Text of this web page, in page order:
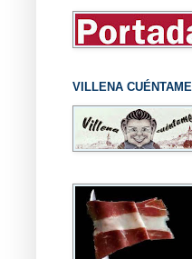
VILLENA CUÉNTAME